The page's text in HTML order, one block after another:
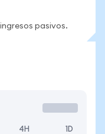
pasivos.
4H 1D